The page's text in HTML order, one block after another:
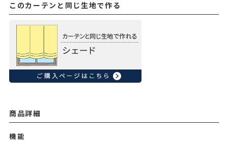
このカーテンと同じ生地で作る
商品詳細
機能